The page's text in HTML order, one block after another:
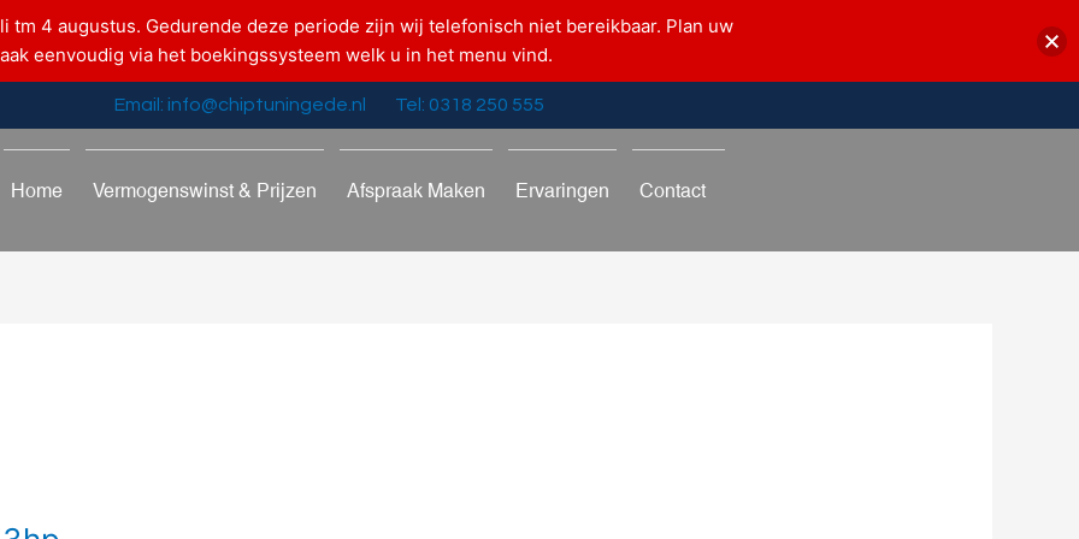
Email: info@chiptuningede.nl Tel: 0318 250 555
Home Vermogenswinst & Prijzen Afspraak Maken Ervaringen Contact
tm 4 augustus. Gedurende deze periode zijn wij telefonisch niet bereikbaar. Plan uw
eenvoudig via het boekingssysteem welk u in het menu vind.